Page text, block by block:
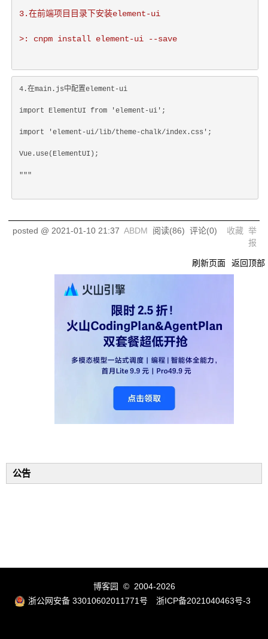
3.在前端项目目录下安装element-ui
>: cnpm install element-ui --save
4.在main.js中配置element-ui
import ElementUI from 'element-ui';
import 'element-ui/lib/theme-chalk/index.css';
Vue.use(ElementUI);
"""
posted @ 2021-01-10 21:37 ABDM 阅读(86) 评论(0) 收藏 举
报
刷新页面 返回顶部
公告
博客园
© 2004-2026
浙公网安备 33010602011771号
浙ICP备2021040463号-3